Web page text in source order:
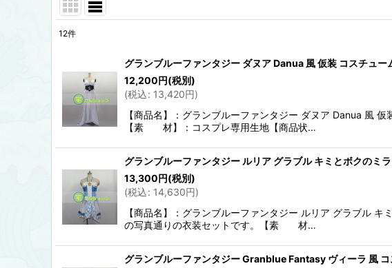
並び順
12件
グランブルーファンタジー ダヌア Danua 風 仮装 コスチュー
12,200円(税別)
(税込: 13,420円)
【商品名】：グランブルーファンタジー ダヌア Danua 風
【素 材】：コスプレ専用生地【商品状…
グランブルーファンタジー ルリア グラブル キミとボクのミ
13,300円(税別)
(税込: 14,630円)
【商品名】：グランブルーファンタジー ルリア グラブル
の写真通りの衣装セットです。【素 材…
グランブルーファンタジー Granblue Fantasy ヴィーラ 風